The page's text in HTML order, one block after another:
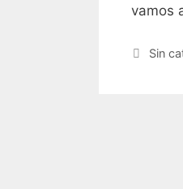
vamos
Sin